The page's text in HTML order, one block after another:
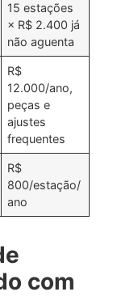
15 estações
× R$ 2.400 já
não aguenta
R$
12.000/ano,
peças e
ajustes
frequentes
R$
800/estação/
ano
com